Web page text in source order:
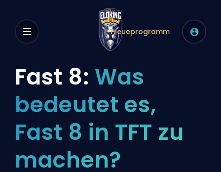
Treueprogramm
Fast 8: Was
bedeutet es,
Fast 8 in TFT zu
machen?